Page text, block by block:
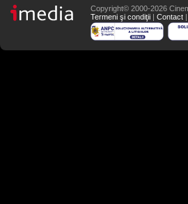
Copyright© 2000-2026
Termeni şi condiţii | Contact |